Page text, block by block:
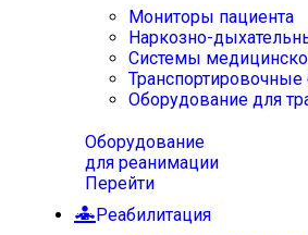
Мониторы пациента
Наркозно-
Системы
Оборудование для
Оборудование
для реанимации
Перейти
Реабилитация